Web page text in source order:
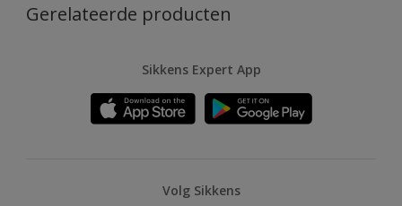
Gerelateerde producten
Sikkens Expert App
Volg Sikkens